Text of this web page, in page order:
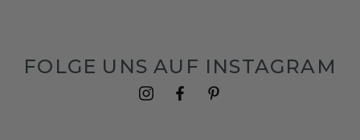
FOLGE UNS AUF INSTAGRAM